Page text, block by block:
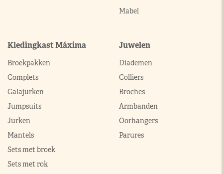
Mabel
Kledingkast Máxima
Broekpakken
Complets
Galajurken
Jumpsuits
Jurken
Mantels
Sets met broek
Sets met rok
Juwelen
Diademen
Colliers
Broches
Armbanden
Oorhangers
Parures